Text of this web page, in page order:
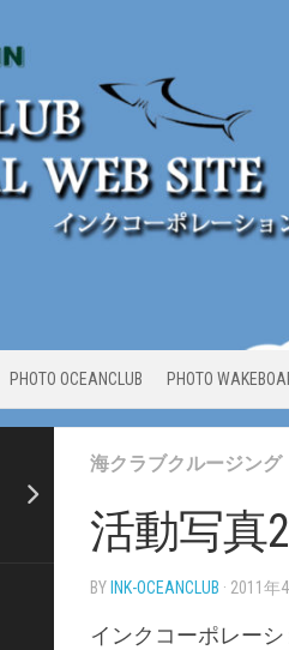
PHOTO OCEANCLUB PHOTO
海クラブクルージング
活動写真
BY INK-OCEANCLUB · 2011年
インクコーポレー